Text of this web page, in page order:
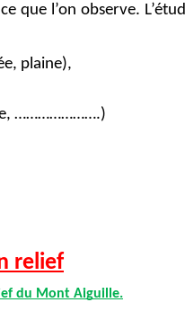
que l’on observe.
plaine),
………………….)
relief
du Mont Aiguille.